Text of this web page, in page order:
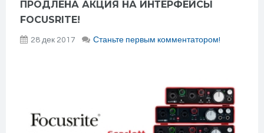
ПРОДЛЕНА АКЦИЯ НА ИНТЕРФЕЙСЫ
FOCUSRITE!
28 дек 2017 Станьте первым комментатором!